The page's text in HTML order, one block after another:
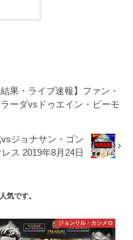
果・ライブ速報】ファン・
ーダvsドゥエイン・ビーモ
ジョナサン・ゴン
レス 2019年8月24日
気です。
ジョンリル・カシメロ